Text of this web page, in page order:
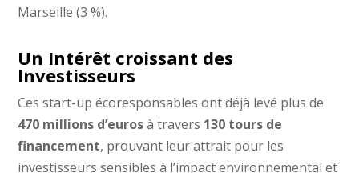
Marseille (3 %).
Un Intérêt croissant des
Investisseurs
Ces start-up écoresponsables ont déjà levé plus de
470 millions d’eurosà travers 130 tours de
financement, prouvant leur attrait pour les
investisseurs sensibles à l’impact environnemental et